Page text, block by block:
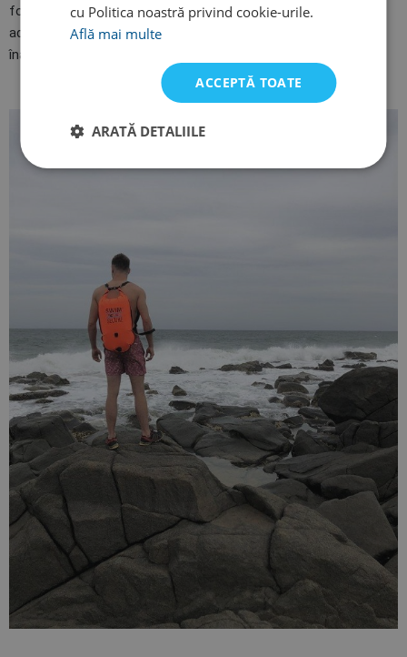
folosi inteligent geamandura ca pe un rucsac clasic prin
adăugarea de curele pentru umeri, după care o pot transforma
înapoi în geamandură de înot .
cu Politica noastră privind cookie-urile.
Află mai multe
ACCEPTĂ TOATE
ARATĂ DETALIILE